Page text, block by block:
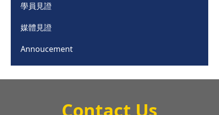
學員見證
媒體見證
Annoucement